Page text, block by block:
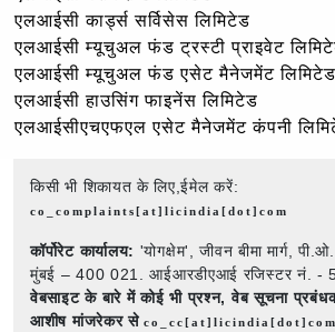
एलआईसी कार्ड्स सर्विसेस लिमिटेड
एलआईसी म्यूचुअल फंड ट्रस्टी प्राइवेट
एलआईसी म्यूचुअल फंड एसेट मैनेजमेंट लिमिटेड
एलआईसी हाउसिंग फाइनेंस लिमिटेड
एलआईसीएचएफएल एसेट मैनेजमेंट कंपनी
किसी भी शिकायत के लिए,ईमेल करें:
co_complaints[at]licindia[dot]com
कॉर्पोरेट कार्यालय: 'योगक्षेम', जीवन बीमा मार्ग,
मुंबई – 400 021. आईआरडीएआई रजिस्टर नं. -
वेबसाइट के बारे में कोई भी प्रश्न, वेब सूचना प्रबंधक
आशीष मांजरेकर से